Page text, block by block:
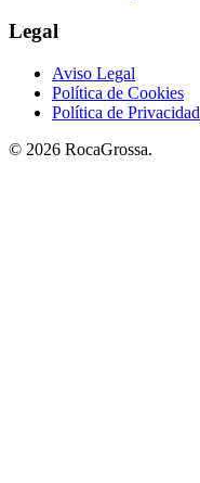
Legal
Aviso Legal
Política de Cookies
Política de Privacidad
© 2026 RocaGrossa.